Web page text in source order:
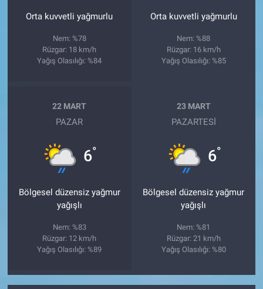
Orta kuvvetli yağmurlu
Nem: %78
Rüzgar: 18 km/h
Yağış Olasılığı: %84
Orta kuvvetli yağmurlu
Nem: %88
Rüzgar: 16 km/h
Yağış Olasılığı: %85
22 MART
PAZAR
6°
Bölgesel düzensiz yağmur
yağışlı
Nem: %83
Rüzgar: 12 km/h
Yağış Olasılığı: %89
23 MART
PAZARTESI
6°
Bölgesel düzensiz yağmur
yağışlı
Nem: %81
Rüzgar: 21 km/h
Yağış Olasılığı: %80